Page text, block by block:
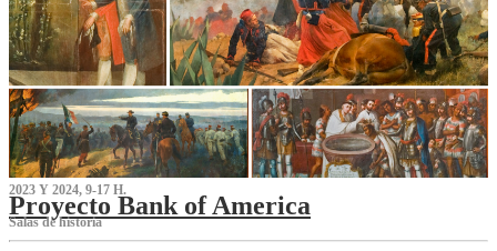
2023 Y 2024, 9-17 H.
Proyecto Bank of America
S‌alas de historia